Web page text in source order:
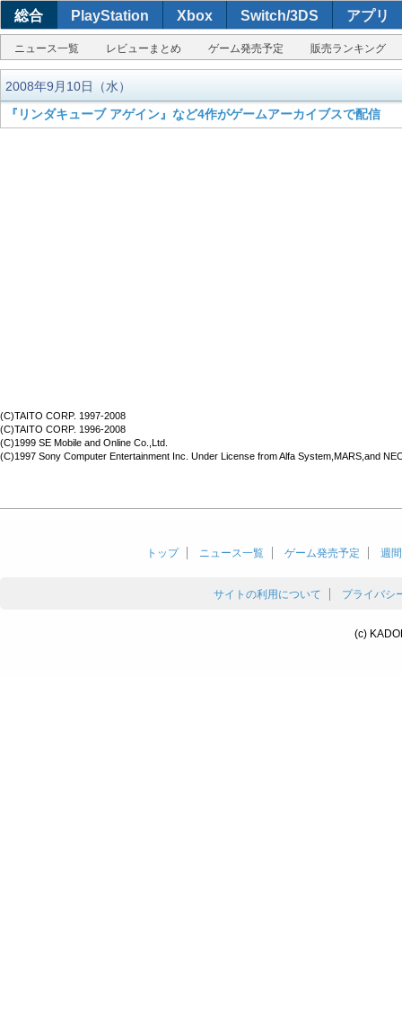
総合 PlayStation Xbox Switch/3DS アプリ
ニュース一覧 レビューまとめ ゲーム発売予定 販売ランキング
2008年9月10日（水）
『リンダキューブ アゲイン』など4作がゲームアーカイブスで配信
(C)TAITO CORP. 1997-2008
(C)TAITO CORP. 1996-2008
(C)1999 SE Mobile and Online Co.,Ltd.
(C)1997 Sony Computer Entertainment Inc. Under License from Alfa System,MARS,and
トップ ニュース一覧 ゲーム発売予定 週
サイトの利用について プライバシ
(c)